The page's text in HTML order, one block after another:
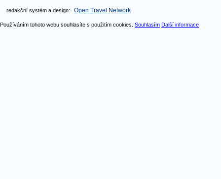
redakční systém a design: Open Travel Network
Používáním tohoto webu souhlasíte s použitím cookies. Souhlasím Další informace